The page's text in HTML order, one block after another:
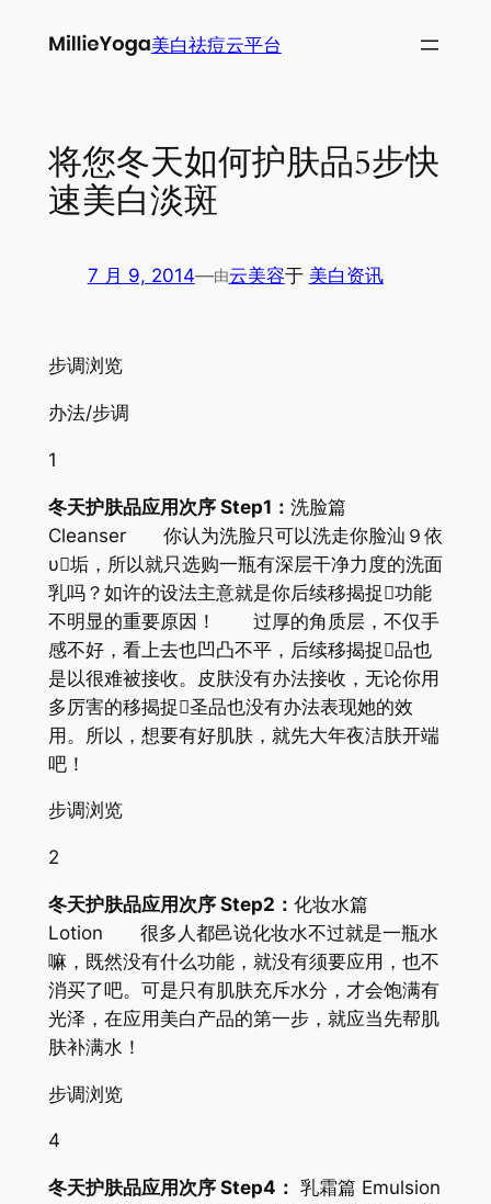
美白祛痘云平台
将您冬天如何护肤品5步快
速美白淡斑
7 月 9, 2014—由云美容于 美白资讯
步调浏览
办法/步调
1
冬天护肤品应用次序 Step1： 洗脸篇
Cleanser 你认为洗脸只可以洗走你脸汕９依
υ垢，所以就只选购一瓶有深层干净力度的洗面
乳吗？如许的设法主意就是你后续移揭捉功能
不明显的重要原因！ 过厚的角质层，不仅手
感不好，看上去也凹凸不平，后续移揭捉品也
是以很难被接收。皮肤没有办法接收，无论你用
多厉害的移揭捉圣品也没有办法表现她的效
用。所以，想要有好肌肤，就先大年夜洁肤开端
吧！
步调浏览
2
冬天护肤品应用次序 Step2： 化妆水篇
Lotion 很多人都邑说化妆水不过就是一瓶水
嘛，既然没有什么功能，就没有须要应用，也不
消买了吧。可是只有肌肤充斥水分，才会饱满有
光泽，在应用美白产品的第一步，就应当先帮肌
肤补满水！
步调浏览
4
冬天护肤品应用次序 Step4： 乳霜篇 Emulsion